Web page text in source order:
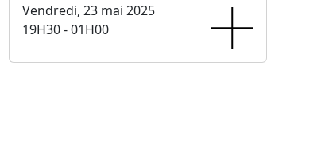
Vendredi, 23 mai 2025
19H30 - 01H00